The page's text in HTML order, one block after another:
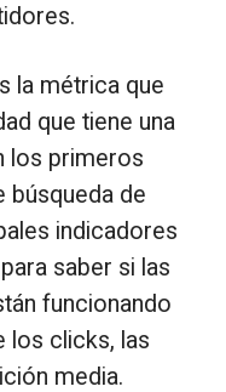
la métrica que
que tiene una
los primeros
búsqueda de
indicadores
saber si las
funcionando
los clicks, las
media.